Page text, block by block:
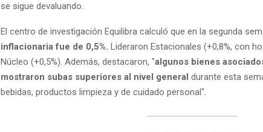
se sigue devaluando.
El centro de investigación Equilibra calculó que en la segunda
inflacionaria fue de 0,5%. Lideraron Estacionales (+0,8%, con
Núcleo (+0,5%). Además, destacaron, "algunos bienes
mostraron subas superiores al nivel general durante esta
bebidas, productos limpieza y de cuidado personal".